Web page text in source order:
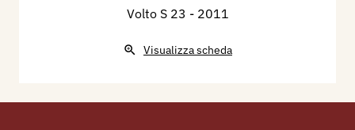
Volto S 23 - 2011
Visualizza scheda